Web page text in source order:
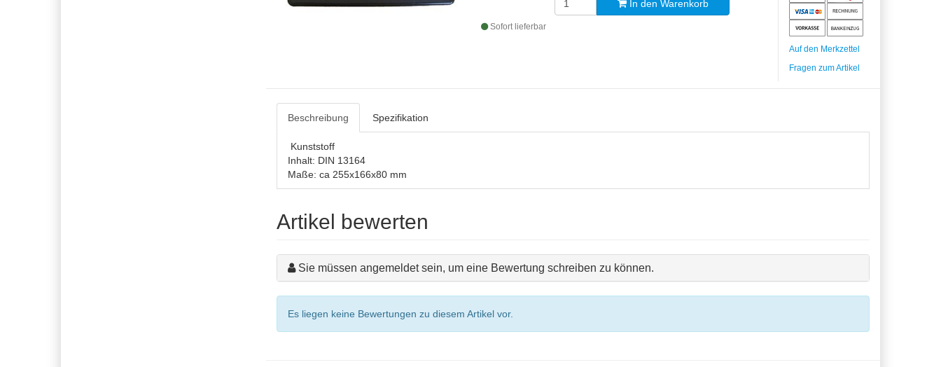
In den Warenkorb
Sofort lieferbar
Auf den Merkzettel
Fragen zum Artikel
Beschreibung Spezifikation
Kunststoff
Inhalt: DIN 13164
Maße: ca 255x166x80 mm
Artikel bewerten
Sie müssen angemeldet sein, um eine Bewertung schreiben zu können.
Es liegen keine Bewertungen zu diesem Artikel vor.